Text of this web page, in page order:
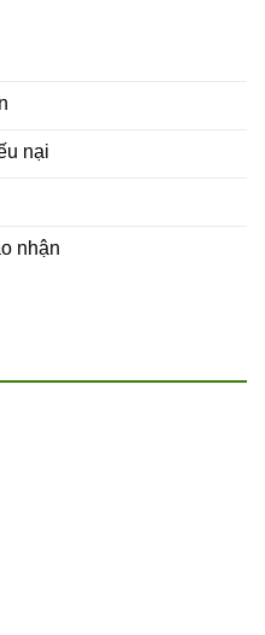
nại
nhận